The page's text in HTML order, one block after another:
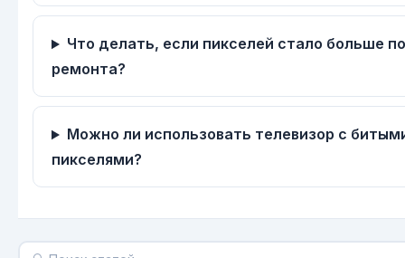
Что делать, если пикселей стало больше
ремонта?
Можно ли использовать телевизор с
пикселями?